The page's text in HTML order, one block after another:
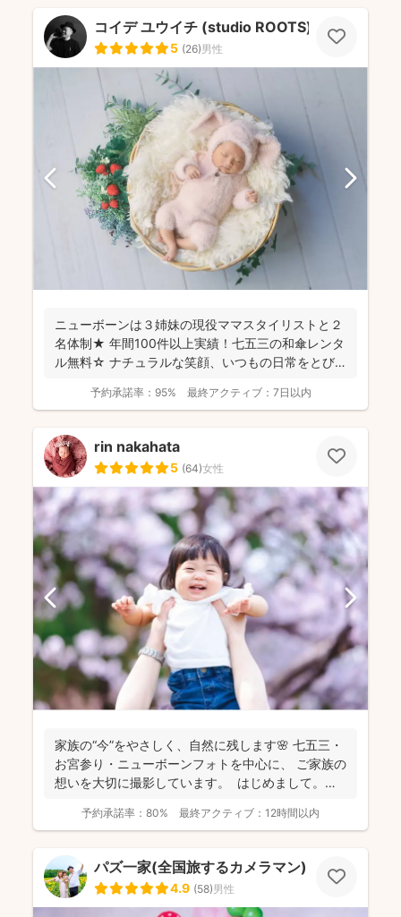
コイデ ユウイチ (studio ROOTS)
5 (26)男性
ニューボーンは３姉妹の現役ママスタイリストと２
名体制★ 年間100件以上実績！七五三の和傘レンタ
ル無料☆ ナチュラルな笑顔、いつもの日常をとび
予約承諾率： 95% 最終アクティブ： 7日以内
rin nakahata
5 (64)女性
家族の“今”をやさしく、自然に残します🌸 七五三・
お宮参り・ニューボーンフォトを中心に、 ご家族の
想いを大切に撮影しています。 はじめまして。
予約承諾率： 80% 最終アクティブ： 12時間以内
パズ一家(全国旅するカメラマン)
4.9 (58)男性